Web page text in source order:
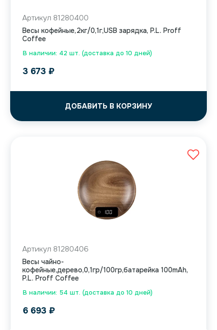
В наличии: 42 шт. (доставка до 10 дней)
Артикул 81280400
Весы кофейные,2кг/0,1г,USB зарядка, P.L. Proff
Coffee
3 673 ₽
ДОБАВИТЬ В КОРЗИНУ
В наличии: 54 шт. (доставка до 10 дней)
Артикул 81280406
Весы чайно-
кофейные,дерево,0,1гр/100гр,батарейка 100mAh,
P.L. Proff Coffee
6 693 ₽